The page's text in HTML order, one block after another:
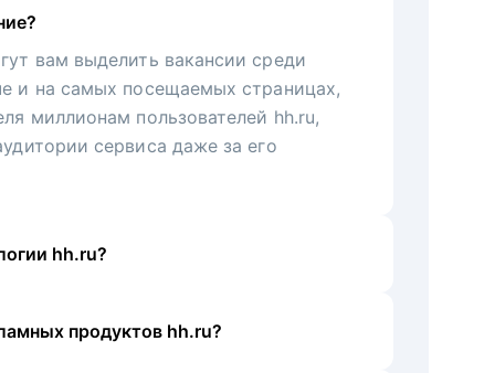
вам выделить вакансии среди
и на самых посещаемых страницах,
миллионам пользователей hh.ru,
сервиса даже за его
hh.ru?
продуктов hh.ru?